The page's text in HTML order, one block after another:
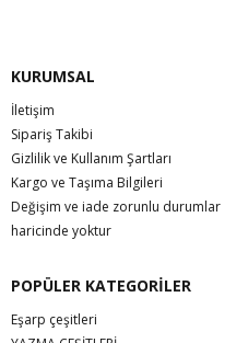
KURUMSAL
İletişim
Sipariş Takibi
Gizlilik ve Kullanım Şartları
Kargo ve Taşıma Bilgileri
Değişim ve iade zorunlu durumlar
haricinde yoktur
POPÜLER KATEGORİLER
Eşarp çeşitleri